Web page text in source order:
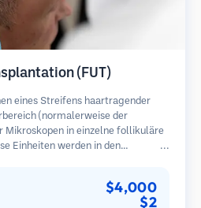
(FUT)
eines Streifens haartragender
(normalerweise der
Mikroskopen in einzelne follikuläre
Einheiten werden in den
$4,000
$2